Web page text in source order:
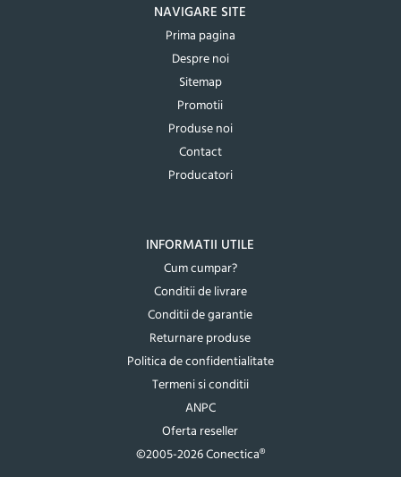
NAVIGARE SITE
Prima pagina
Despre noi
Sitemap
Promotii
Produse noi
Contact
Producatori
INFORMATII UTILE
Cum cumpar?
Conditii de livrare
Conditii de garantie
Returnare produse
Politica de confidentialitate
Termeni si conditii
ANPC
Oferta reseller
©2005-2026 Conectica®